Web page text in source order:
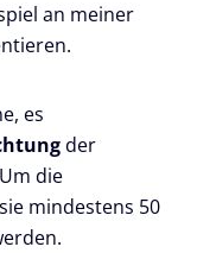
an meiner
es
der
die
mindestens 50